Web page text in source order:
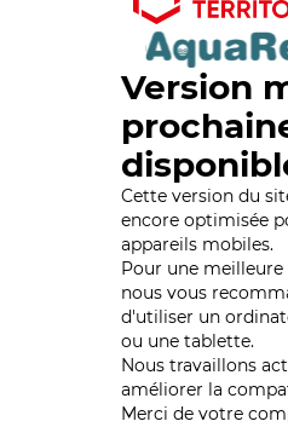
Version
Cette version du
encore optimisée
appareils mobiles.
Pour une meilleure
nous vous
d'utiliser un
ou une tablette.
Nous travaillons
améliorer la
Merci de votre